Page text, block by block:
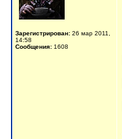
Зарегистрирован: 26 мар 2011,
14:58
Сообщения: 1608